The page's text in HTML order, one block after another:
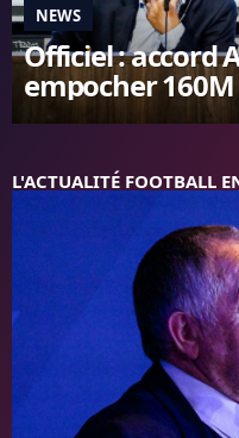
FC BARCELONE
MANCHESTER UNITED
CHELSEA
L'AVIS DE LA RÉDAC'
NEWS
Officiel : accord
empocher
L'ACTUALITÉ FOOTBALL